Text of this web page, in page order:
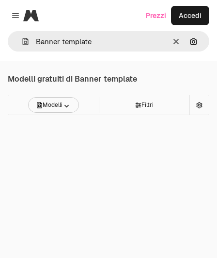
Close menu
Magnific
CancellaCerca
Prezzi Accedi
Modelli gratuiti di Banner template
Modelli Filtri